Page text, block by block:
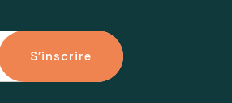
S'inscrire